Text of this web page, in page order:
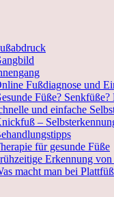
Fußdiagnose und
Füße?
und einfache
–
für gesunde Füße
Erkennung von
macht man bei